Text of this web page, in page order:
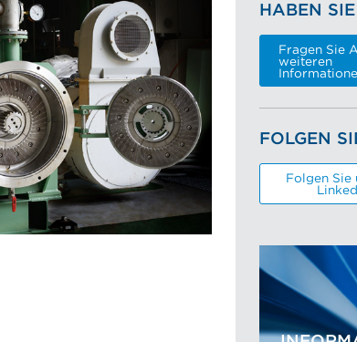
HABEN
Fragen Sie
weiteren
FOLGEN
Folgen Sie